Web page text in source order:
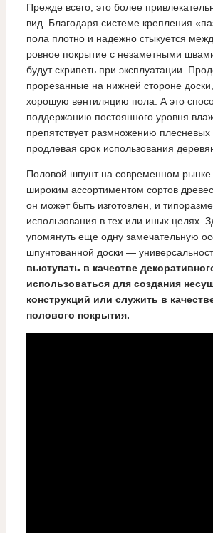
Прежде всего, это более
вид. Благодаря системе крепления
пола плотно и надежно стыкуется
ровное покрытие с незаметными
будут скрипеть при эксплуатации.
прорезанные на нижней стороне
хорошую вентиляцию пола. А это
поддержанию постоянного уровня
препятствует размножению плесневых
продлевая срок использования
Половой шпунт на современном рынке
широким ассортиментом сортов
он может быть изготовлен, и
использования в тех или иных целях.
упомянуть еще одну замечательную
шпунтованной доски —
выступать в качестве
использоваться для создания
конструкций или служить в
полового покрытия.